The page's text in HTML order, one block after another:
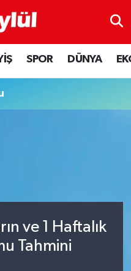
SPOR DÜNYA
ve 1 Haftalık
Tahmini